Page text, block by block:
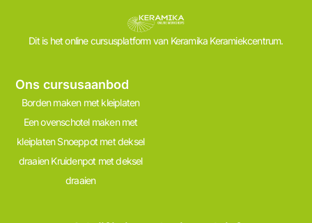
Dit is het online cursusplatform van Keramika Keramiekcentrum.
Ons cursusaanbod
Borden maken met kleiplaten
Een ovenschotel maken met
kleiplaten Snoeppot met deksel
draaien Kruidenpot met deksel
draaien